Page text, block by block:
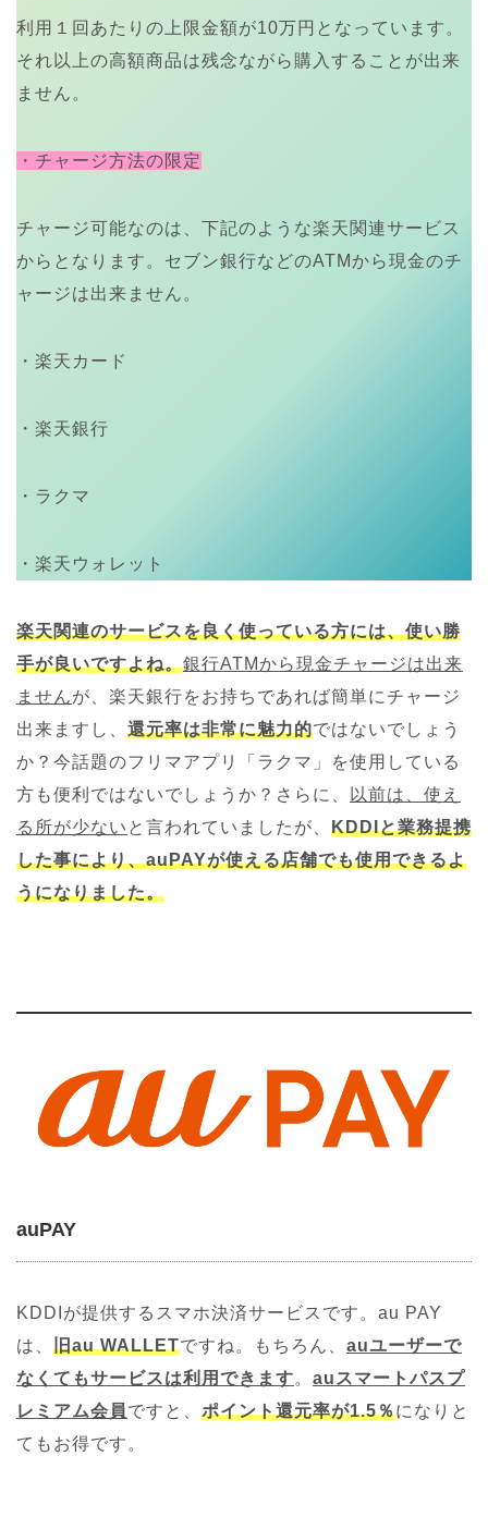
利用１回あたりの上限金額が10万円となっています。
それ以上の高額商品は残念ながら購入することが出来
ません。
・チャージ方法の限定
チャージ可能なのは、下記のような楽天関連サービス
からとなります。セブン銀行などのATMから現金のチ
ャージは出来ません。
・楽天カード
・楽天銀行
・ラクマ
・楽天ウォレット
楽天関連のサービスを良く使っている方には、使い勝
手が良いですよね。銀行ATMから現金チャージは出来
ませんが、楽天銀行をお持ちであれば簡単にチャージ
出来ますし、 還元率は非常に魅力的ではないでしょう
か？今話題のフリマアプリ「ラクマ」を使用している
方も便利ではないでしょうか？さらに、
以前は、使え
る所が少ない と言われていましたが、 KDDIと業務提携
した事により、auPAYが使える店舗でも使用できるよ
うになりました。
auPAY
KDDIが提供するスマホ決済サービスです。au PAY
は、 旧au WALLETですね。もちろん、 auユーザーで
なくてもサービスは利用できます。 auスマートパスプ
レミアム会員ですと、 ポイント還元率が1.5％になりと
てもお得です。